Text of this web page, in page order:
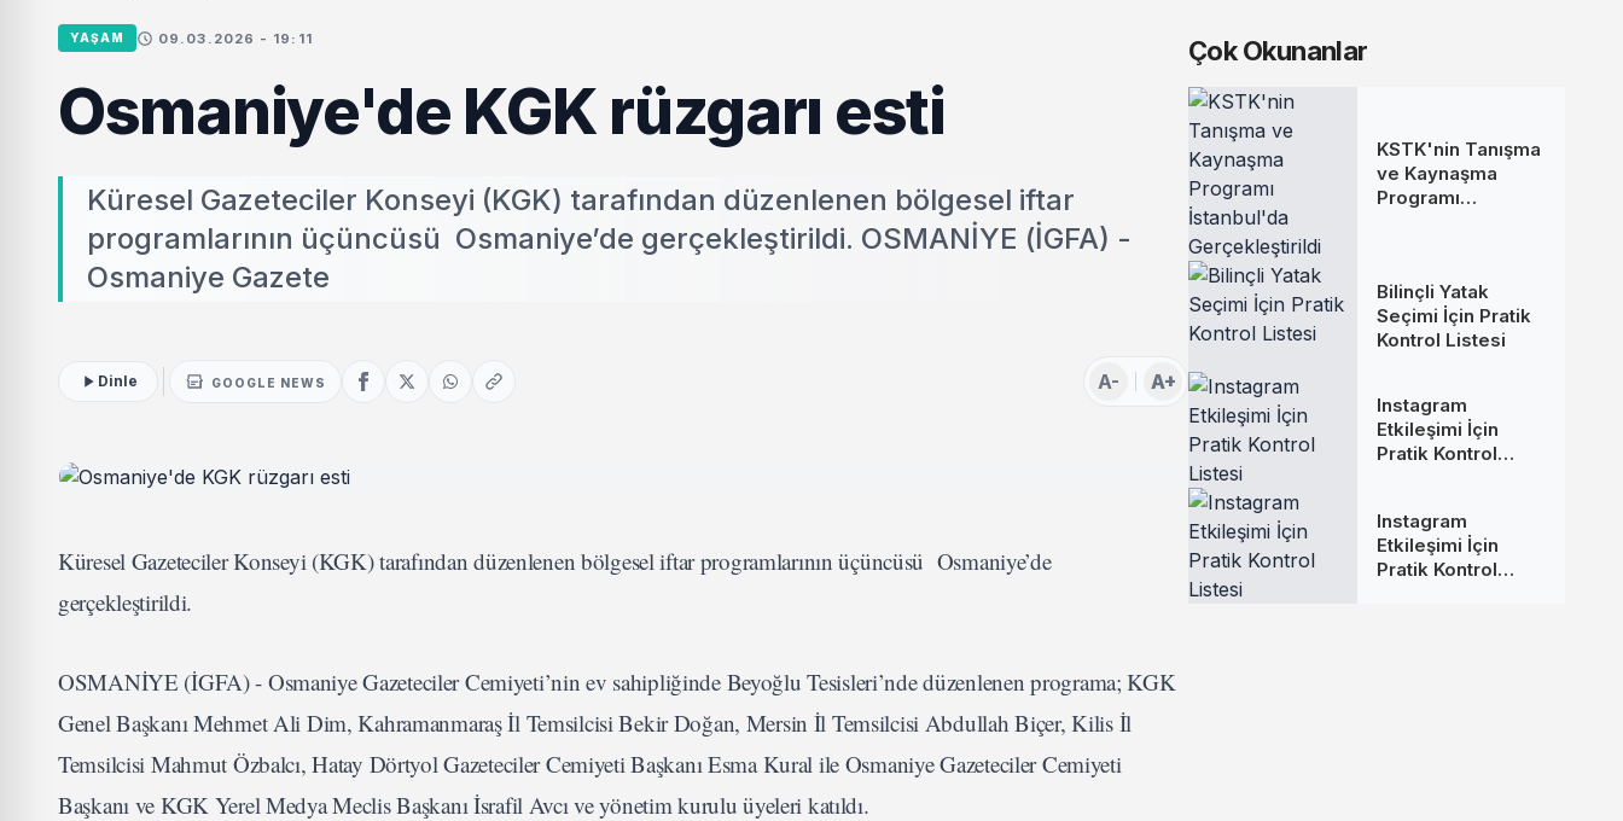
YAŞAM 09.03.2026 - 19:11
Osmaniye'de KGK rüzgarı esti
Küresel Gazeteciler Konseyi (KGK) tarafından düzenlenen bölgesel iftar
programlarının üçüncüsü Osmaniye’de gerçekleştirildi. OSMANİYE (İGFA) -
Osmaniye Gazete
Dinle GOOGLE NEWS A- A+
Küresel Gazeteciler Konseyi (KGK) tarafından düzenlenen bölgesel iftar programlarının üçüncüsü Osmaniye’de
gerçekleştirildi.
OSMANİYE (İGFA) - Osmaniye Gazeteciler Cemiyeti’nin ev sahipliğinde Beyoğlu Tesisleri’nde düzenlenen programa; KGK
Genel Başkanı Mehmet Ali Dim, Kahramanmaraş İl Temsilcisi Bekir Doğan, Mersin İl Temsilcisi Abdullah Biçer, Kilis İl
Temsilcisi Mahmut Özbalcı, Hatay Dörtyol Gazeteciler Cemiyeti Başkanı Esma Kural ile Osmaniye Gazeteciler Cemiyeti
Başkanı ve KGK Yerel Medya Meclis Başkanı İsrafil Avcı ve yönetim kurulu üyeleri katıldı.
Çok Okunanlar
KSTK'nin Tanışma
ve Kaynaşma
Programı
Bilinçli Yatak
Seçimi İçin Pratik
Kontrol Listesi
Instagram
Etkileşimi İçin
Pratik Kontrol
Instagram
Etkileşimi İçin
Pratik Kontrol